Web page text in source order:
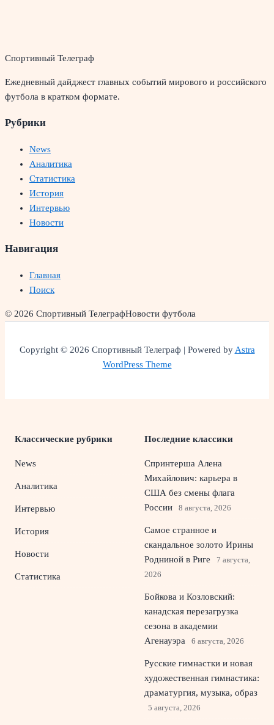
Спортивный Телеграф
Ежедневный дайджест главных событий мирового и российского
футбола в кратком формате.
Рубрики
News
Аналитика
Статистика
История
Интервью
Новости
Навигация
Главная
Поиск
© 2026 Спортивный ТелеграфНовости футбола
Copyright © 2026 Спортивный Телеграф | Powered byAstra
WordPress Theme
Классические рубрики
News
Аналитика
Интервью
История
Новости
Статистика
Последние классики
Спринтерша Алена
Михайлович: карьера в
США без смены флага
России
8 августа, 2026
Самое странное и
скандальное золото Ирины
Родниной в Риге
7 августа,
2026
Бойкова и Козловский:
канадская перезагрузка
сезона в академии
Агенауэра
6 августа, 2026
Русские гимнастки и новая
художественная гимнастика:
драматургия, музыка, образ
5 августа, 2026